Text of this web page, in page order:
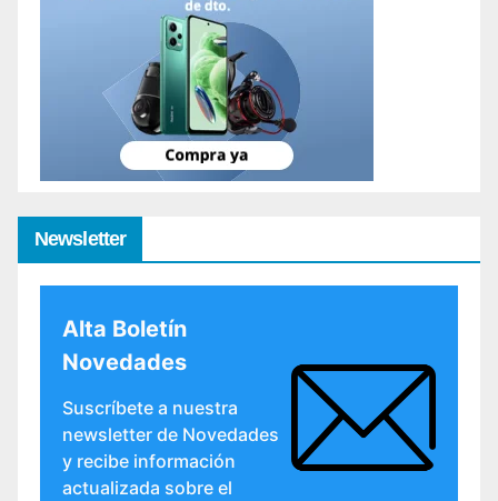
Newsletter
Alta Boletín
Novedades
Suscríbete a nuestra
newsletter de Novedades
y recibe información
actualizada sobre el